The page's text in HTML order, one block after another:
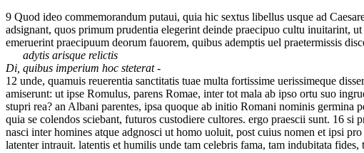
9 Quod ideo commemorandum putaui, quia hic sextus libellus usque ad
adsignant, quos primum prudentia elegerint deinde praecipuo cultu inuitarint,
emeruerint praecipuum deorum fauorem, quibus ademptis uel praetermissis
adytis arisque relictis
Di, quibus imperium hoc steterat-
12 unde, quamuis reuerentia sanctitatis tuae multa fortissime uerissimeque
amiserunt: ut ipse Romulus, parens Romae, inter tot mala ab ipso ortu suo
stupri rea? an Albani parentes, ipsa quoque ab initio Romani nominis germina
quia se colendos sciebant, futuros custodiere cultores. ergo praescii sunt. 16 si
nasci inter homines atque adgnosci ut homo uoluit, post cuius nomen et ipsi
latenter intrauit. latentis et humilis unde tam celebris fama, tam indubitata